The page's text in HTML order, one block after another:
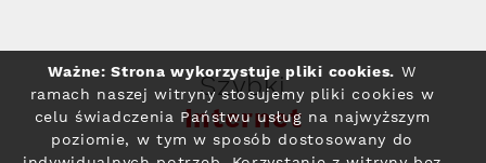
Szybki
Internet
Ważne: Strona wykorzystuje pliki cookies. W
ramach naszej witryny stosujemy pliki cookies w
celu świadczenia Państwu usług na najwyższym
poziomie, w tym w sposób dostosowany do